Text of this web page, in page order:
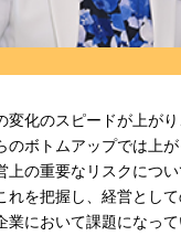
変化のスピードが上が
のボトムアップでは上
上の重要なリスクにつ
れを把握し、経営とし
業において課題になって